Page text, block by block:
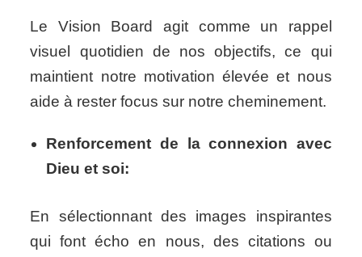
Le Vision Board agit comme un rappel
visuel quotidien de nos objectifs, ce qui
maintient notre motivation élevée et nous
aide à rester focus sur notre cheminement.
Renforcement de la connexion avec
Dieu et soi:
En sélectionnant des images inspirantes
qui font écho en nous, des citations ou